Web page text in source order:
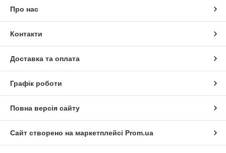
Про нас
Контакти
Доставка та оплата
Графік роботи
Повна версія сайту
Сайт створено на маркетплейсі Prom.ua